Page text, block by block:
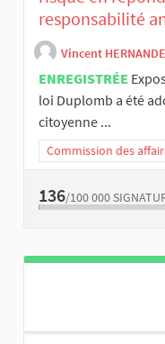
responsabilité
Vincent
ENREGISTRÉE
loi Duplomb a été
citoyenne ...
Commission des
136/100 000